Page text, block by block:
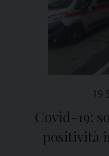
19
Covid-19:
positività